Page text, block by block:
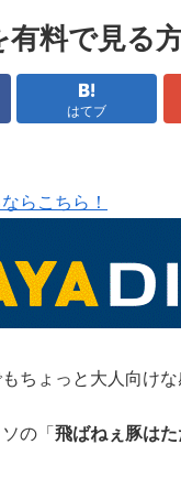
有料で見る
はてブ
らこちら！
ちょっと大人向けな
の「 飛ばねぇ豚は